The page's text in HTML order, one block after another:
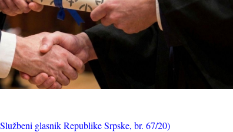
glasnik Republike Srpske, br. 67/20)